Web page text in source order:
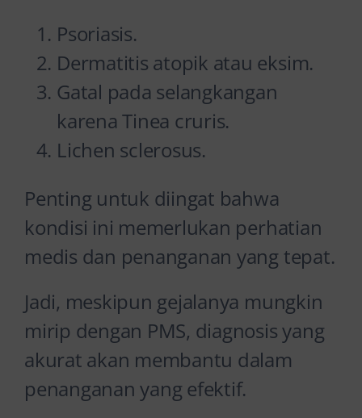
Psoriasis.
Dermatitis atopik atau eksim.
Gatal pada selangkangan
karena Tinea cruris.
Lichen sclerosus.
Penting untuk diingat bahwa
kondisi ini memerlukan perhatian
medis dan penanganan yang tepat.
Jadi, meskipun gejalanya mungkin
mirip dengan PMS, diagnosis yang
akurat akan membantu dalam
penanganan yang efektif.